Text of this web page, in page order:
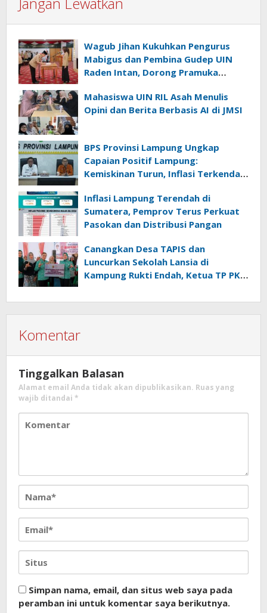
Wagub Jihan Kukuhkan Pengurus
Mabigus dan Pembina Gudep UIN
Raden Intan, Dorong Pramuka
Mahasiswa UIN RIL Asah Menulis
Opini dan Berita Berbasis AI di JMSI
BPS Provinsi Lampung Ungkap
Capaian Positif Lampung:
Kemiskinan Turun, Inflasi Terkendali,
Inflasi Lampung Terendah di
Sumatera, Pemprov Terus Perkuat
Pasokan dan Distribusi Pangan
Canangkan Desa TAPIS dan
Luncurkan Sekolah Lansia di
Kampung Rukti Endah, Ketua TP PKK
SDM Dimulai dari Desa
Komentar
Tinggalkan Balasan
Alamat email Anda tidak akan dipublikasikan. Ruas yang
wajib ditandai *
Simpan nama, email, dan situs web saya pada
peramban ini untuk komentar saya berikutnya.